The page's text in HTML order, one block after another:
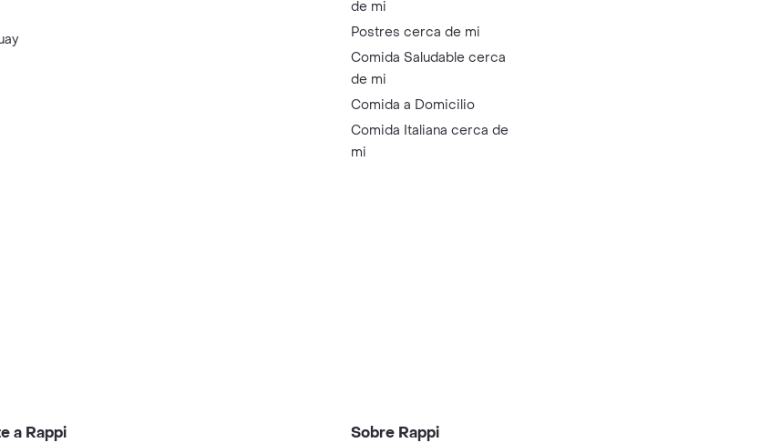
de mi
Postres cerca de mi
Comida Saludable cerca
de mi
Comida a Domicilio
Comida Italiana cerca de
mi
a Rappi Sobre Rappi